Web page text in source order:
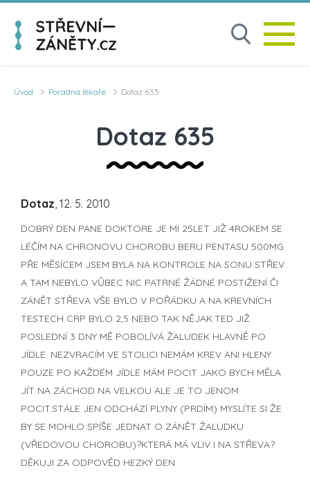
Úvod Poradna lékaře Dotaz 635
Dotaz 635
Dotaz, 12. 5. 2010
DOBRÝ DEN PANE DOKTORE JE MI 25LET JIŽ 4ROKEM SE
LÉČÍM NA CHRONOVU CHOROBU BERU PENTASU 500MG
PŘE MĚSÍCEM JSEM BYLA NA KONTROLE NA SONU STŘEV
A TAM NEBYLO VŮBEC NIC PATRNÉ ŽÁDNÉ POSTIŽENÍ ČI
ZÁNĚT STŘEVA VŠE BYLO V POŘÁDKU A NA KREVNÍCH
TESTECH CRP BYLO 2,5 NEBO TAK NĚJAK.TED JIŽ
POSLEDNÍ 3 DNY MĚ POBOLÍVÁ ŽALUDEK HLAVNĚ PO
JÍDLE. NEZVRACÍM VE STOLICI NEMÁM KREV ANI HLENY
POUZE PO KAŽDÉM JÍDLE MÁM POCIT JAKO BYCH MĚLA
JÍT NA ZÁCHOD NA VELKOU ALE JE TO JENOM
POCIT.STÁLE JEN ODCHÁZÍ PLYNY (PRDÍM) MYSLÍTE SI ŽE
BY SE MOHLO SPÍŠE JEDNAT O ZÁNĚT ŽALUDKU
(VŘEDOVOU CHOROBU)?KTERÁ MÁ VLIV I NA STŘEVA?
DĚKUJI ZA ODPOVĚD HEZKÝ DEN.